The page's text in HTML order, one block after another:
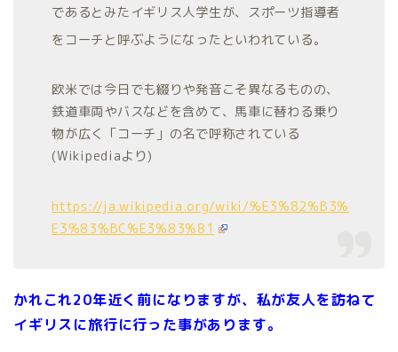
であるとみたイギリス人学生が、スポーツ指導者
をコーチと呼ぶようになったといわれている。
欧米では今日でも綴りや発音こそ異なるものの、
鉄道車両やバスなどを含めて、馬車に替わる乗り
物が広く「コーチ」の名で呼称されている
(Wikipediaより)
https://ja.wikipedia.org/wiki/%E3%82%B3%
E3%83%BC%E3%83%81
かれこれ20年近く前になりますが、私が友人を訪ねて
イギリスに旅行に行った事があります。